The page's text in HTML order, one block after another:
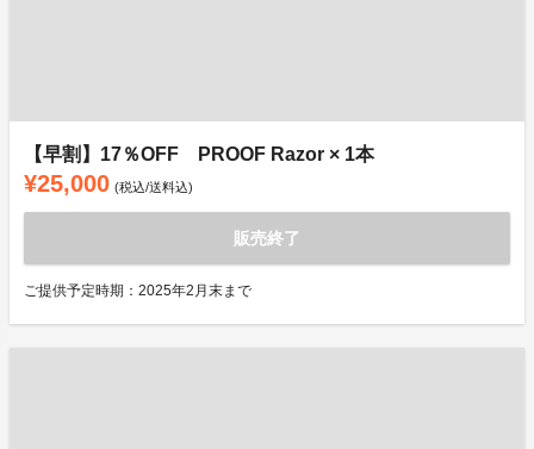
【早割】17％OFF PROOF Razor × 1本
¥25,000 (税込/送料込)
販売終了
ご提供予定時期：2025年2月末まで